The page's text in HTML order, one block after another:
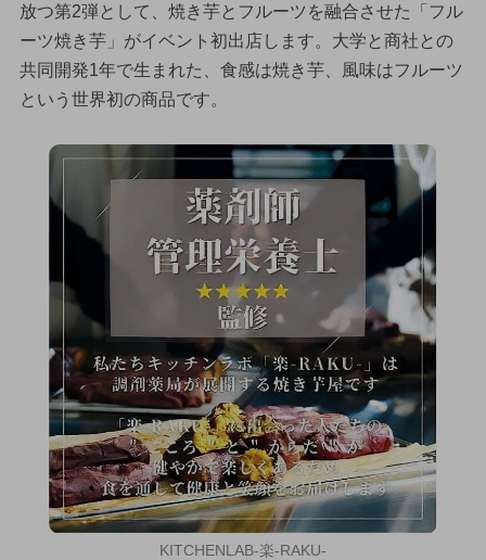
放つ第2弾として、焼き芋とフルーツを融合させた「フル
ーツ焼き芋」がイベント初出店します。大学と商社との
共同開発1年で生まれた、食感は焼き芋、風味はフルーツ
という世界初の商品です。
KITCHENLAB-楽-RAKU-